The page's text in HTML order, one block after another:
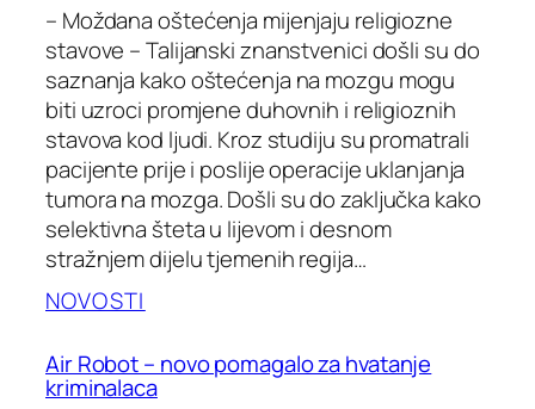
– Moždana oštećenja mijenjaju religiozne
stavove – Talijanski znanstvenici došli su do
saznanja kako oštećenja na mozgu mogu
biti uzroci promjene duhovnih i religioznih
stavova kod ljudi. Kroz studiju su promatrali
pacijente prije i poslije operacije uklanjanja
tumora na mozga. Došli su do zaključka kako
selektivna šteta u lijevom i desnom
stražnjem dijelu tjemenih regija…
NOVOSTI
Air Robot – novo pomagalo za hvatanje
kriminalaca